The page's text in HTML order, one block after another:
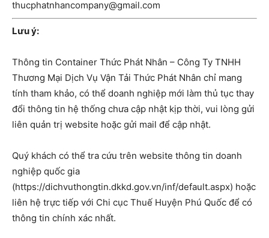
thucphatnhancompany@gmail.com
Lưu ý:
Thông tin Container Thức Phát Nhân – Công Ty TNHH
Thương Mại Dịch Vụ Vận Tải Thức Phát Nhân chỉ mang
tính tham khảo, có thể doanh nghiệp mới làm thủ tục thay
đổi thông tin hệ thống chưa cập nhật kịp thời, vui lòng gửi
liên quản trị website hoặc gửi mail để cập nhật.
Quý khách có thể tra cứu trên website thông tin doanh
nghiệp quốc gia
(https://dichvuthongtin.dkkd.gov.vn/inf/default.aspx) hoặc
liên hệ trực tiếp với Chi cục Thuế Huyện Phú Quốc để có
thông tin chính xác nhất.